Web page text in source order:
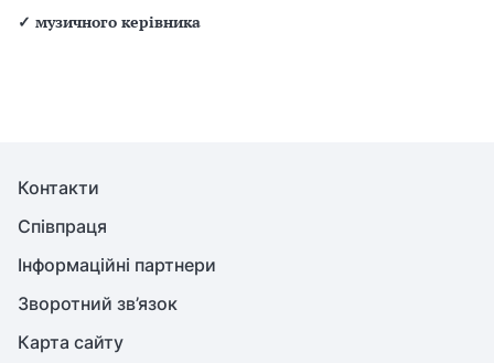
✓ музичного керівника
Контакти
Співпраця
Інформаційні партнери
Зворотний зв’язок
Карта сайту